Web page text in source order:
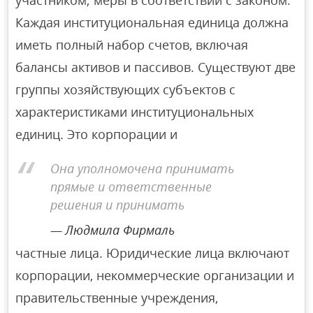
Каждая институциональная единица должна
иметь полный набор счетов, включая
балансы активов и пассивов. Существуют две
группы хозяйствующих субъектов с
характеристиками институциональных
единиц. Это корпорации и
Она уполномочена принимать
прямые и ответственные
решения и принимать
Людмила Фирмаль
частные лица. Юридические лица включают
корпорации, некоммерческие организации и
правительственные учреждения,